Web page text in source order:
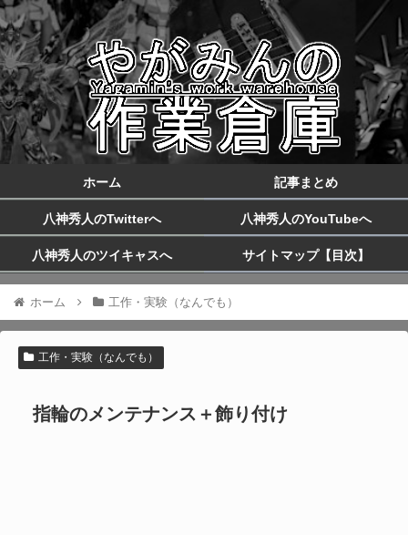
ホーム 記事まとめ
八神秀人のTwitterへ 八神秀人のYouTubeへ
八神秀人のツイキャスへ サイトマップ【目次】
ホーム 工作・実験（なんでも）
工作・実験（なんでも）
指輪のメンテナンス＋飾り付け